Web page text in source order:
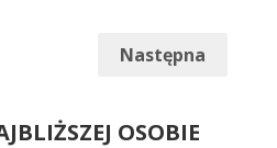
Następna
OSOBIE